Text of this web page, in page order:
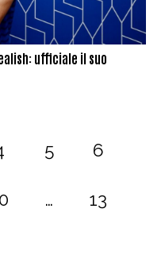
ufficiale il suo
5 6
… 13